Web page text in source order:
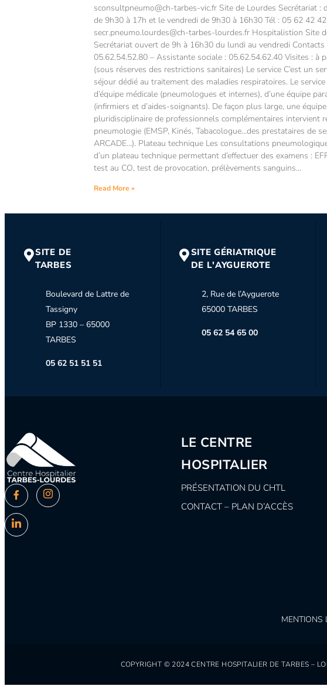
sconsultpneumo@ch-tarbes-vic.fr Site de Lourdes Secrétariat :
de 9h30 à 17h et le vendredi de 9h30 à 16h30 Tél : 05 62 42
secr.pneumo.lourdes@ch-tarbes-lourdes.fr Hospitalistion Site
Secrétariat ouvert de 9h à 16h30 du lundi au vendredi
05.62.54.52.80 – Assistante sociale : 05.62.54.62.40 Visites : à
(sous réserves des restrictions sanitaires) Le service C’est un
séjour dédié au traitement des maladies respiratoires. Le
d’équipe médicale (pneumologues et internes), d’une équipe
(infirmiers et d’aides-soignants). De façon plus large, une équipe
pluridisciplinaire de professionnels complémentaires intervient
pneumologie (EMSP, Kinés, Tabacologue…des prestataires de
ARCADE…). Plateau technique Les consultations
d’un plateau technique permettant d’effectuer des examens :
test au CO, test de provocation, prélèvements sanguins…
Read More »
SITE DE
TARBES
Boulevard de Lattre de
Tassigny
BP 1330 – 65000
TARBES
05 62 51 51 51
SITE GÉRIATRIQUE
DE L'AYGUEROTE
2, Rue de l’Ayguerote
65000 TARBES
05 62 54 65 00
LE CENTRE
HOSPITALIER
PRÉSENTATION DU CHTL
CONTACT – PLAN D’ACCÈS
MENTIONS
COPYRIGHT © 2024 CENTRE HOSPITALIER DE TARBES –